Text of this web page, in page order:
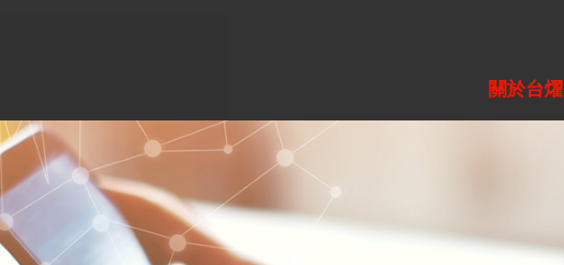
關於台燿